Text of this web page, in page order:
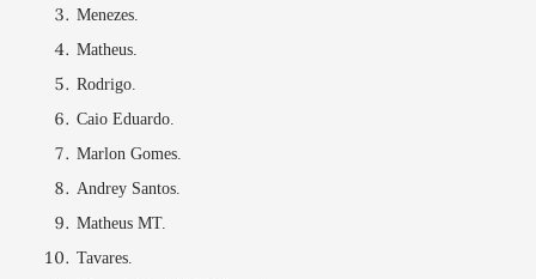
Menezes.
Matheus.
Rodrigo.
Caio Eduardo.
Marlon Gomes.
Andrey Santos.
Matheus MT.
Tavares.